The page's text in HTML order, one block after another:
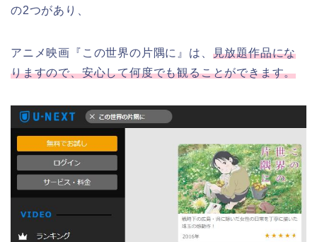
の2つがあり、
アニメ映画『この世界の片隅に』は、 見放題作品にな
りますので、安心して何度でも観ることができます。